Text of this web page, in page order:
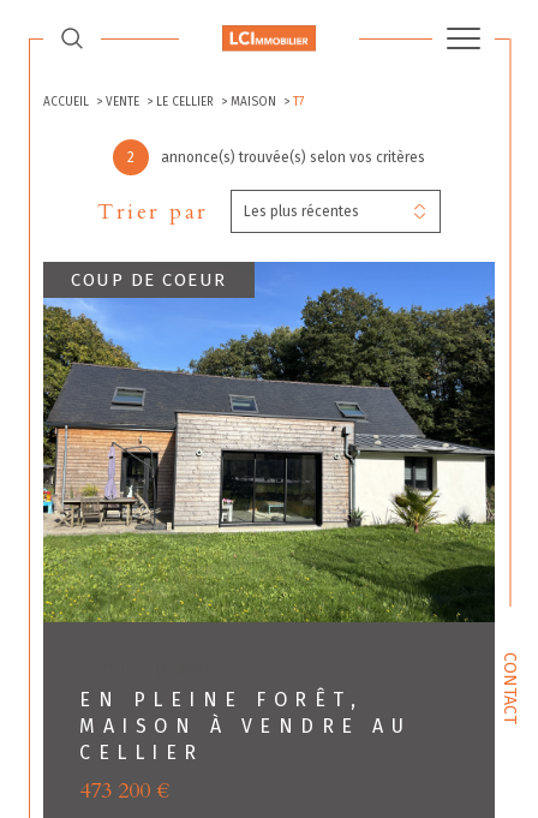
CONTACT
ACCUEIL VENTE LE CELLIER MAISON T7
2 annonce(s) trouvée(s) selon vos critères
Trier par Les plus récentes
EN PLEINE FORÊT,
MAISON À VENDRE AU
CELLIER
473 200 €
COUP DE COEUR